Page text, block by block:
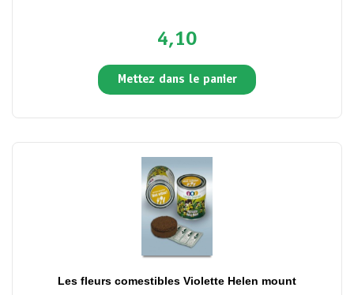
4,10
Mettez dans le panier
Les fleurs comestibles Violette Helen mount